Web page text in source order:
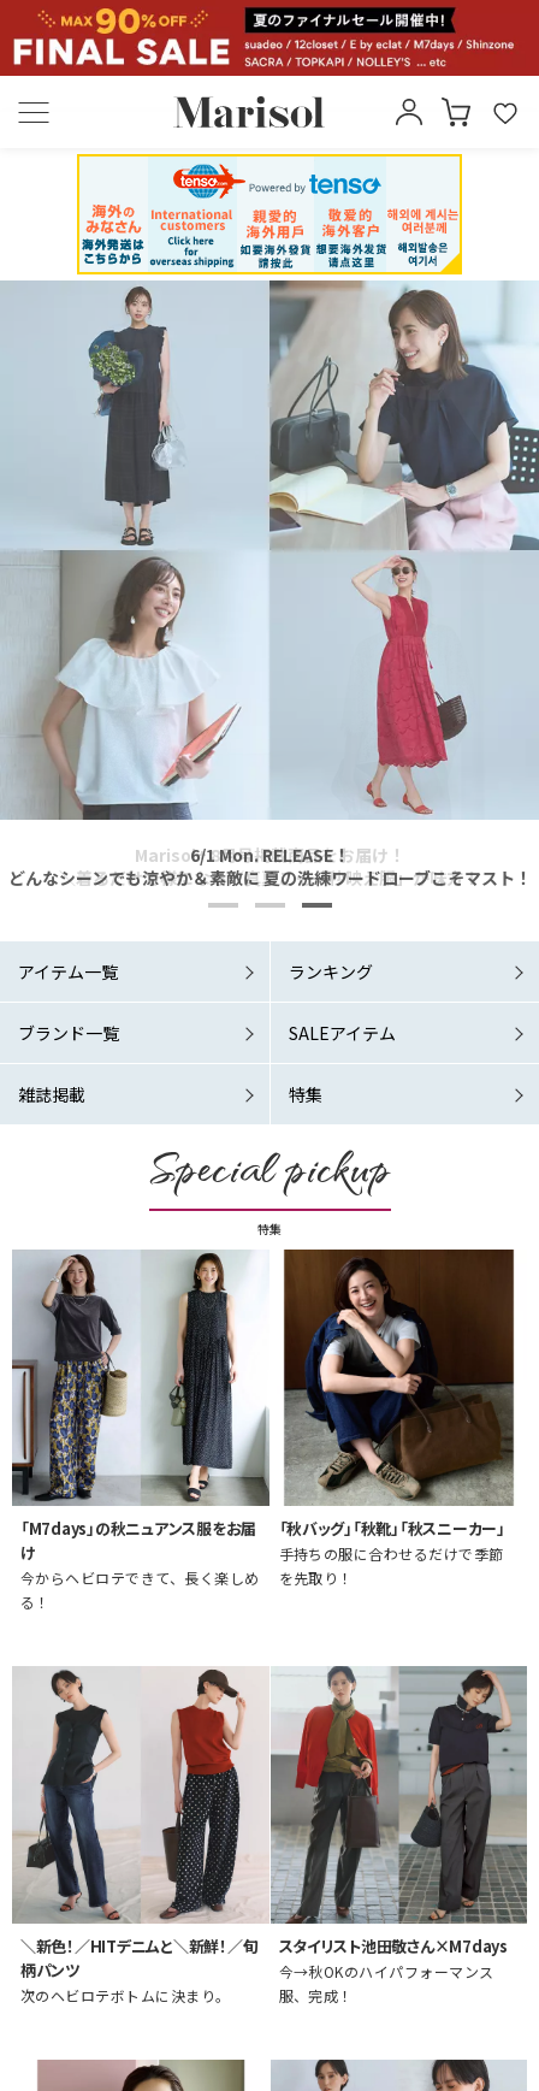
6/1 Mon. RELEASE！
どんなシーンでも涼やか＆素敵に 夏の洗練ワードローブこそマスト！
Marisol+ 9・10月号掲載商品をお届け！
「涼しい秋服」が欲しい！
Marisol+ 8月号掲載商品をお届け！
＼着るだけで様になる／真夏こそ「秒映え服」が味方！
6/1 Mon. RELEASE！
どんなシーンでも涼やか＆素敵に 夏の洗練ワードローブこそマスト！
Marisol+ 9・10月号掲載商品をお届け！
「涼しい秋服」が欲しい！
アイテム一覧 ランキング
ブランド一覧 SALEアイテム
雑誌掲載 特集
Special pickup
特集
「M7days」の秋ニュアンス服をお届
け
今からヘビロテできて、長く楽しめ
る！
「秋バッグ」「秋靴」「秋スニーカー」
手持ちの服に合わせるだけで季節
を先取り！
＼新色！／HITデニムと＼新鮮！／旬
柄パンツ
次のヘビロテボトムに決まり。
スタイリスト池田敬さん×M7days
今→秋OKのハイパフォーマンス
服、完成！